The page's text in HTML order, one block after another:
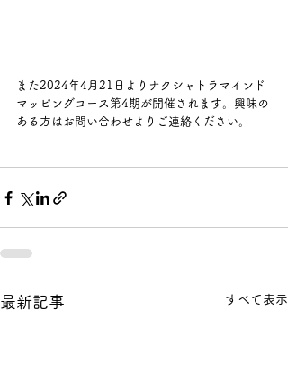
また2024年4月21日よりナクシャトラマインド
マッピングコース第4期が開催されます。興味の
ある方はお問い合わせよりご連絡ください。
最新記事 すべて表示